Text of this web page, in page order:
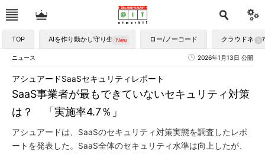
TOP AIを作り動かし守り生かす ロー/ノーコード クラウドネイ
ニュース 2026年1月13日 公開
SaaS事業者が最もできていないセキュリティ対策
は？ 「実施率4.7％」
アシュアードSaaSセキュリティレポート
アシュアードは、SaaSのセキュリティ対策実態を調査したレポ
ートを発表した。SaaS全体のセキュリティ水準は向上したが、